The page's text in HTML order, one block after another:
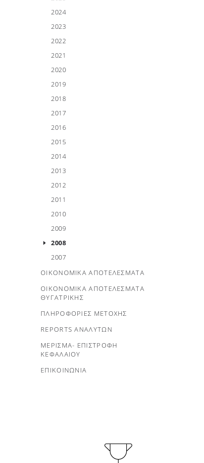
2024
2023
2022
2021
2020
2019
2018
2017
2016
2015
2014
2013
2012
2011
2010
2009
2008
2007
ΟΙΚΟΝΟΜΙΚΑ ΑΠΟΤΕΛΕΣΜΑΤΑ
ΟΙΚΟΝΟΜΙΚΑ ΑΠΟΤΕΛΕΣΜΑΤΑ
ΘΥΓΑΤΡΙΚΗΣ
ΠΛΗΡΟΦΟΡΙΕΣ ΜΕΤΟΧΗΣ
REPORTS ΑΝΑΛΥΤΩΝ
ΜΕΡΙΣΜΑ- ΕΠΙΣΤΡΟΦΗ
ΚΕΦΑΛΑΙΟΥ
ΕΠΙΚΟΙΝΩΝΙΑ